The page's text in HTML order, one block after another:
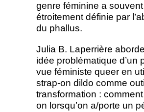
genre féminine a
étroitement définie par
du phallus.
Julia B. Laperrière
idée problématique d’un
vue féministe queer en
strap-on dildo comme
transformation :
on lorsqu’on a/porte un